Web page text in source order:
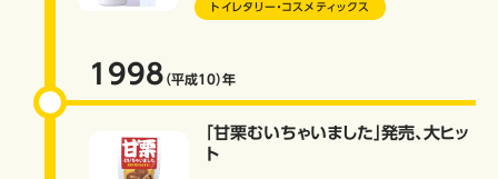
トイレタリー・コスメティックス
1998 （平成10）年
「甘栗むいちゃいました」発売、大ヒッ
ト